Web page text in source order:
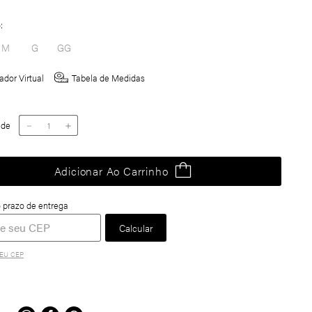
G GG
M
Virtual Tabela de Medidas
＋
－
Adicionar Ao Carrinho
CEP